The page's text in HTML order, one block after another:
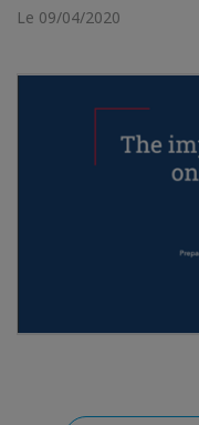
Le 09/04/2020